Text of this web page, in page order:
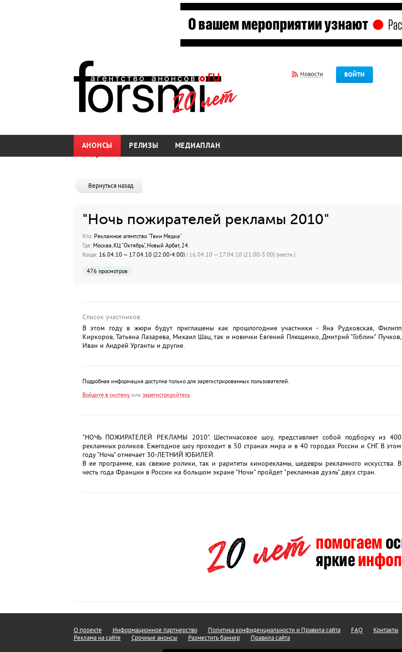
Новости ВОЙТИ
АНОНСЫ РЕЛИЗЫ МЕДИАПЛАН
Вернуться назад
"Ночь пожирателей рекламы 2010"
Кто:Рекламное агентство "Твин Медиа"
Где:Москва, КЦ "Октябрь", Новый Арбат, 24.
Когда:16.04.10 — 17.04.10 (22:00-4:00) | 16.04.10 — 17.04.10 (21:00-3:00) (местн.)
476 просмотров
Список участников:
В этом году в жюри будут приглашены как прошлогодние участники - Яна Рудковская, Филипп
Киркоров, Татьяна Лазарева, Михаил Шац, так и новички Евгений Плющенко, Дмитрий "Гоблин" Пучков,
Иван и Андрей Урганты и другие.
Подробная информация доступна только для зарегистрированных пользователей.
Войдите в системуили зарегистрируйтесь
"НОЧЬ ПОЖИРАТЕЛЕЙ РЕКЛАМЫ 2010". Шестичасовое шоу, представляет собой подборку из 400
рекламных роликов. Ежегодное шоу проходит в 50 странах мира и в 40 городах России и СНГ. В этом
году "Ночь" отмечает 30-ЛЕТНИЙ ЮБИЛЕЙ.
В ее программе, как свежие ролики, так и раритеты кинорекламы, шедевры рекламного искусства. В
честь года Франции в России на большом экране "Ночи" пройдет "рекламная дуэль" двух стран.
О проекте Информационное партнерство Политика конфиденциальности и Правила сайта FAQ
Контакты
Реклама на сайте
Срочные анонсы Разместить баннер Правила сайта